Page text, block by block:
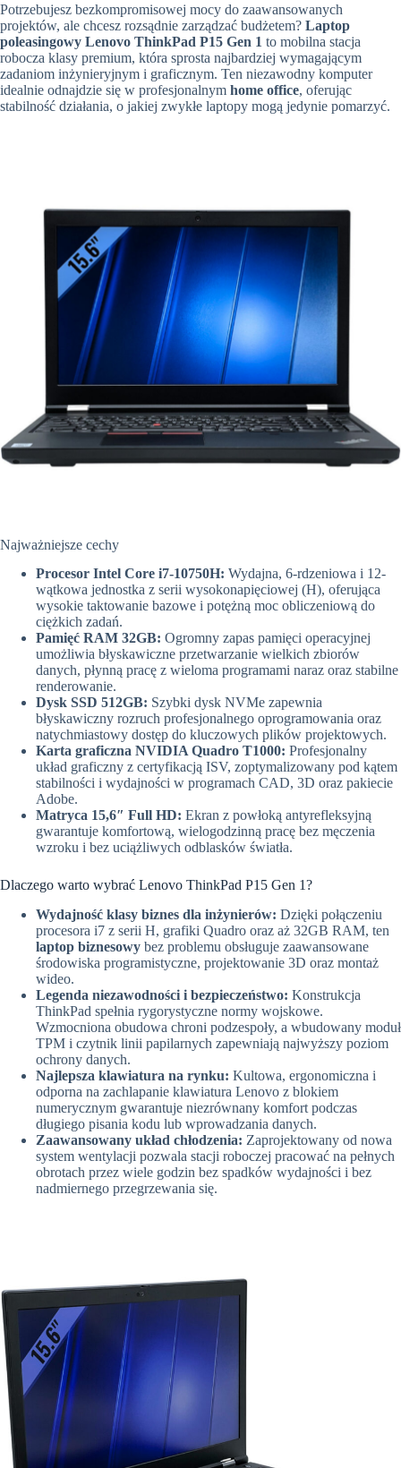
Potrzebujesz bezkompromisowej mocy do zaawansowanych
projektów, ale chcesz rozsądnie zarządzać budżetem? Laptop
poleasingowy Lenovo ThinkPad P15 Gen 1 to mobilna stacja
robocza klasy premium, która sprosta najbardziej wymagającym
zadaniom inżynieryjnym i graficznym. Ten niezawodny komputer
idealnie odnajdzie się w profesjonalnym home office, oferując
stabilność działania, o jakiej zwykłe laptopy mogą jedynie pomarzyć.
Najważniejsze cechy
Procesor Intel Core i7-10750H: Wydajna, 6-rdzeniowa i 12-
wątkowa jednostka z serii wysokonapięciowej (H), oferująca
wysokie taktowanie bazowe i potężną moc obliczeniową do
ciężkich zadań.
Pamięć RAM 32GB: Ogromny zapas pamięci operacyjnej
umożliwia błyskawiczne przetwarzanie wielkich zbiorów
danych, płynną pracę z wieloma programami naraz oraz stabilne
renderowanie.
Dysk SSD 512GB: Szybki dysk NVMe zapewnia
błyskawiczny rozruch profesjonalnego oprogramowania oraz
natychmiastowy dostęp do kluczowych plików projektowych.
Karta graficzna NVIDIA Quadro T1000: Profesjonalny
układ graficzny z certyfikacją ISV, zoptymalizowany pod kątem
stabilności i wydajności w programach CAD, 3D oraz pakiecie
Adobe.
Matryca 15,6″ Full HD: Ekran z powłoką antyrefleksyjną
gwarantuje komfortową, wielogodzinną pracę bez męczenia
wzroku i bez uciążliwych odblasków światła.
Dlaczego warto wybrać Lenovo ThinkPad P15 Gen 1?
Wydajność klasy biznes dla inżynierów: Dzięki połączeniu
procesora i7 z serii H, grafiki Quadro oraz aż 32GB RAM, ten
laptop biznesowy bez problemu obsługuje zaawansowane
środowiska programistyczne, projektowanie 3D oraz montaż
wideo.
Legenda niezawodności i bezpieczeństwo: Konstrukcja
ThinkPad spełnia rygorystyczne normy wojskowe.
Wzmocniona obudowa chroni podzespoły, a wbudowany moduł
TPM i czytnik linii papilarnych zapewniają najwyższy poziom
ochrony danych.
Najlepsza klawiatura na rynku: Kultowa, ergonomiczna i
odporna na zachlapanie klawiatura Lenovo z blokiem
numerycznym gwarantuje niezrównany komfort podczas
długiego pisania kodu lub wprowadzania danych.
Zaawansowany układ chłodzenia: Zaprojektowany od nowa
system wentylacji pozwala stacji roboczej pracować na pełnych
obrotach przez wiele godzin bez spadków wydajności i bez
nadmiernego przegrzewania się.